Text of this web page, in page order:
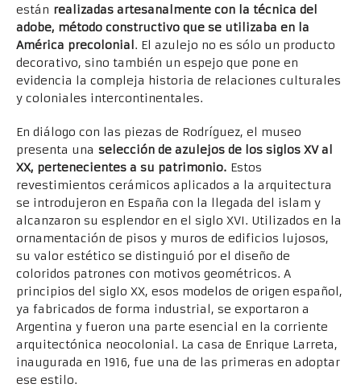
están realizadas artesanalmente con la técnica del
adobe, método constructivo que se utilizaba en la
América precolonial. El azulejo no es sólo un producto
decorativo, sino también un espejo que pone en
evidencia la compleja historia de relaciones culturales
y coloniales intercontinentales.
En diálogo con las piezas de Rodríguez, el museo
presenta una selección de azulejos de los siglos XV al
XX, pertenecientes a su patrimonio. Estos
revestimientos cerámicos aplicados a la arquitectura
se introdujeron en España con la llegada del islam y
alcanzaron su esplendor en el siglo XVI. Utilizados en la
ornamentación de pisos y muros de edificios lujosos,
su valor estético se distinguió por el diseño de
coloridos patrones con motivos geométricos. A
principios del siglo XX, esos modelos de origen español,
ya fabricados de forma industrial, se exportaron a
Argentina y fueron una parte esencial en la corriente
arquitectónica neocolonial. La casa de Enrique Larreta,
inaugurada en 1916, fue una de las primeras en adoptar
ese estilo.